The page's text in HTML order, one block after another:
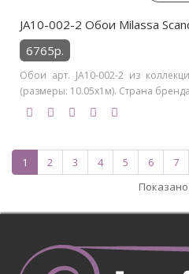
JA10-002-2 Обои Milassa
6765р.
Обои арт. JA10-002-2 из
(размеры: 10.05х1м). Страна
1 2 3 4 5 6 7
Показано